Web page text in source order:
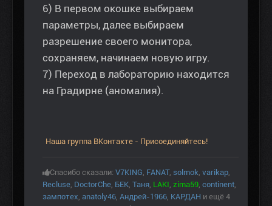
6) В первом окошке выбираем
параметры, далее выбираем
разрешение своего монитора,
сохраняем, начинаем новую игру.
7) Переход в лабораторию находится
на Градирне (аномалия).
Наша группа ВКонтакте - Присоединяйтесь!
Спасибо сказали: V7KING FANAT, solmok varikap
Recluse DoctorChe БЕК Таня LAKI zima59 continent
зампотех anatoly46 Андрей-1966 КАРДАН и ещё 4